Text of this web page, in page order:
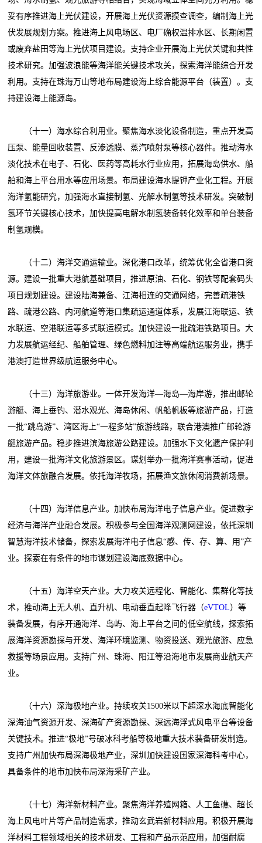
妥有序推进海上光伏建设，开展海上光伏资源摸查调查，编制海上光
伏发展规划方案。推进海上风电场区、电厂确权温排水区、长期闲置
或废弃盐田等海上光伏项目建设。支持企业开展海上光伏关键和共性
技术研究。加强波浪能等海洋能关键技术攻关，探索海洋能综合开发
利用。支持在珠海万山等地布局建设海上综合能源平台（装置）。支
持建设海上能源岛。
（十一）海水综合利用业。聚焦海水淡化设备制造，重点开发高
压泵、能量回收装置、反渗透膜、蒸汽喷射泵等核心器件。推动海水
淡化技术在电子、石化、医药等高耗水行业应用，拓展海岛供水、船
舶和海上平台用水等应用场景。布局建设海水提钾产业化工程。开展
海洋氢能研究，加强海水直接制氢、光解水制氢等技术研发。突破制
氢环节关键核心技术，加快提高电解水制氢装备转化效率和单台装备
制氢规模。
（十二）海洋交通运输业。深化港口改革，统筹优化全省港口资
源。建设一批重大港航基础项目，推进原油、石化、钢铁等配套码头
项目规划建设。建设陆海兼备、江海相连的交通网络，完善疏港铁
路、疏港公路、内河航道等港口集疏运通道体系，发展江海联运、铁
水联运、空港联运等多式联运模式。加快建设一批疏港铁路项目。大
力发展航运经纪、船舶管理、绿色燃料加注等高端航运服务业，携手
港澳打造世界级航运服务中心。
（十三）海洋旅游业。一体开发海洋—海岛—海岸游，推出邮轮
游艇、海上垂钓、潜水观光、海岛休闲、帆船帆板等旅游产品，打造
一批“跳岛游”、湾区海上“一程多站”旅游线路，联合港澳推广邮轮游
艇旅游产品。稳步推进滨海旅游公路建设。加强水下文化遗产保护利
用，建设一批海洋文化旅游景区。谋划举办一批海洋赛事活动，促进
海洋文体旅融合发展。依托海洋牧场，拓展渔文旅休闲消费新场景。
（十四）海洋信息产业。加快布局海洋电子信息产业。促进数字
经济与海洋产业融合发展。积极参与全国海洋观测网建设，依托深圳
智慧海洋技术储备，探索发展海洋电子信息“感、传、存、算、用”产
业。探索在有条件的地市谋划建设海底数据中心。
（十五）海洋空天产业。大力攻关远程化、智能化、集群化等技
术，推动海上无人机、直升机、电动垂直起降飞行器（eVTOL）等
装备发展，有序开通海洋、岛屿、海上平台之间的低空航线，探索拓
展海洋资源勘探与开发、海洋环境监测、物资投送、观光旅游、应急
救援等场景应用。支持广州、珠海、阳江等沿海地市发展商业航天产
业。
（十六）深海极地产业。持续攻关1500米以下超深水海底智能化
深海油气资源开发、深海矿产资源勘探、深远海浮式风电平台等设备
关键技术。推进“极地”号破冰科考船等极地重大技术装备研发制造。
支持广州加快布局深海极地产业，深圳加快建设国家深海科考中心，
具备条件的地市加快布局深海采矿产业。
（十七）海洋新材料产业。聚焦海洋养殖网箱、人工鱼礁、超长
海上风电叶片等产品制造需求，推动玄武岩新材料应用。积极开展海
洋材料工程领域相关的技术研发、工程和产品示范应用，加强耐腐